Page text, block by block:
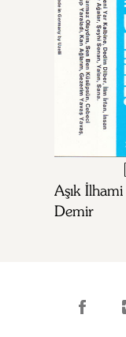
Aşık İlhami
Demir